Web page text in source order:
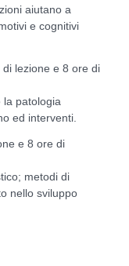
aiutano a
e cognitivi
di lezione e 8 ore di
la patologia
ed interventi.
e 8 ore di
metodi di
nello sviluppo